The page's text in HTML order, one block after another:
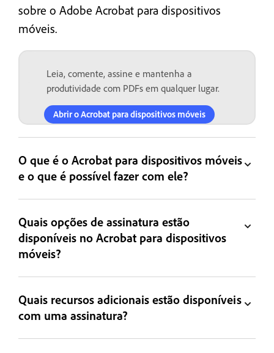
sobre o Adobe Acrobat para dispositivos
móveis.
Leia, comente, assine e mantenha a
produtividade com PDFs em qualquer lugar.
Abrir o Acrobat para dispositivos móveis
O que é o Acrobat para dispositivos móveis
e o que é possível fazer com ele?
Quais opções de assinatura estão
disponíveis no Acrobat para dispositivos
móveis?
Quais recursos adicionais estão disponíveis
com uma assinatura?